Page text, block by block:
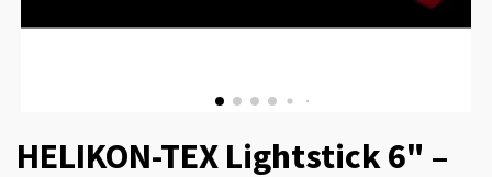
HELIKON-TEX Lightstick 6" –